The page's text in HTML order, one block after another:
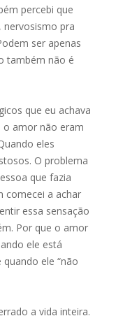
percebi que
nervosismo pra
ser apenas
também não é
que eu achava
o amor não eram
eles
O problema
que fazia
comecei a achar
essa sensação
Por que o amor
ele está
ele “não
a vida inteira.